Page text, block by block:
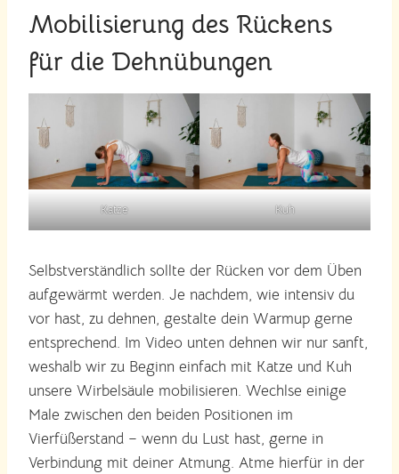
Mobilisierung des Rückens
für die Dehnübungen
Katze Kuh
Selbstverständlich sollte der Rücken vor dem Üben
aufgewärmt werden. Je nachdem, wie intensiv du
vor hast, zu dehnen, gestalte dein Warmup gerne
entsprechend. Im Video unten dehnen wir nur sanft,
weshalb wir zu Beginn einfach mit Katze und Kuh
unsere Wirbelsäule mobilisieren. Wechlse einige
Male zwischen den beiden Positionen im
Vierfüßerstand – wenn du Lust hast, gerne in
Verbindung mit deiner Atmung. Atme hierfür in der